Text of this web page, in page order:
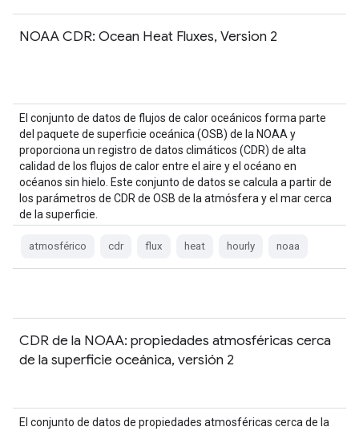
NOAA CDR: Ocean Heat Fluxes, Version 2
El conjunto de datos de flujos de calor oceánicos forma parte
del paquete de superficie oceánica (OSB) de la NOAA y
proporciona un registro de datos climáticos (CDR) de alta
calidad de los flujos de calor entre el aire y el océano en
océanos sin hielo. Este conjunto de datos se calcula a partir de
los parámetros de CDR de OSB de la atmósfera y el mar cerca
de la superficie.
atmosférico cdr flux heat hourly noaa
CDR de la NOAA: propiedades atmosféricas cerca
de la superficie oceánica, versión 2
El conjunto de datos de propiedades atmosféricas cerca de la